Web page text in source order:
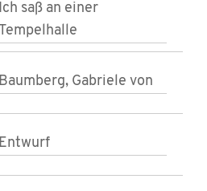
Ich saß an einer
Tempelhalle
Baumberg, Gabriele von
Entwurf